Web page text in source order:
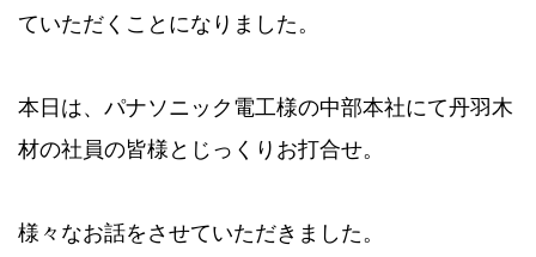
ていただくことになりました。
本日は、パナソニック電工様の中部本社にて丹羽木
材の社員の皆様とじっくりお打合せ。
様々なお話をさせていただきました。